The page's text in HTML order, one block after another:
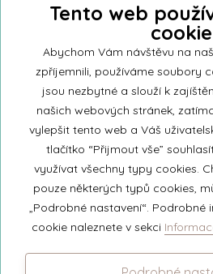
Přihlašte se k našemu newsletteru a
nejnovějších kolekcích svíček a
© 2026
+420 571
Facebook
Tento web
cookie
Abychom Vám návštěvu na
zpříjemnili, používáme soubory
jsou nezbytné a slouží k
našich webových stránek,
vylepšit tento web a Váš
tlačítko “Přijmout vše”
využívat všechny typy cookies.
pouze některých typů cookies,
„Podrobné nastavení“.
cookie naleznete v sekci